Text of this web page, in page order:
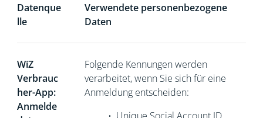
Datenque
lle
Verwendete personenbezogene
Daten
WiZ
Verbrauc
her-App:
Anmelde
Folgende Kennungen werden
verarbeitet, wenn Sie sich für eine
Anmeldung entscheiden: